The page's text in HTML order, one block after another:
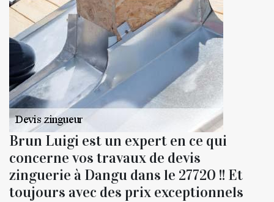
Brun Luigi est un expert en ce qui
concerne vos travaux de devis
zinguerie à Dangu dans le 27720 !! Et
toujours avec des prix exceptionnels